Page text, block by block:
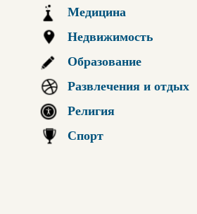
Медицина
Недвижимость
Образование
Развлечения и отдых
Религия
Спорт